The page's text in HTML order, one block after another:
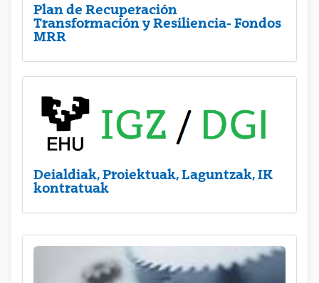
Plan de Recuperación
Transformación y Resiliencia- Fondos
MRR
Deialdiak, Proiektuak, Laguntzak, IK
kontratuak